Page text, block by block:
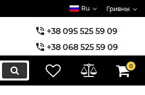
Ru Гривны
+38 095 525 59 09
+38 068 525 59 09
+38 073 525 59 09
0